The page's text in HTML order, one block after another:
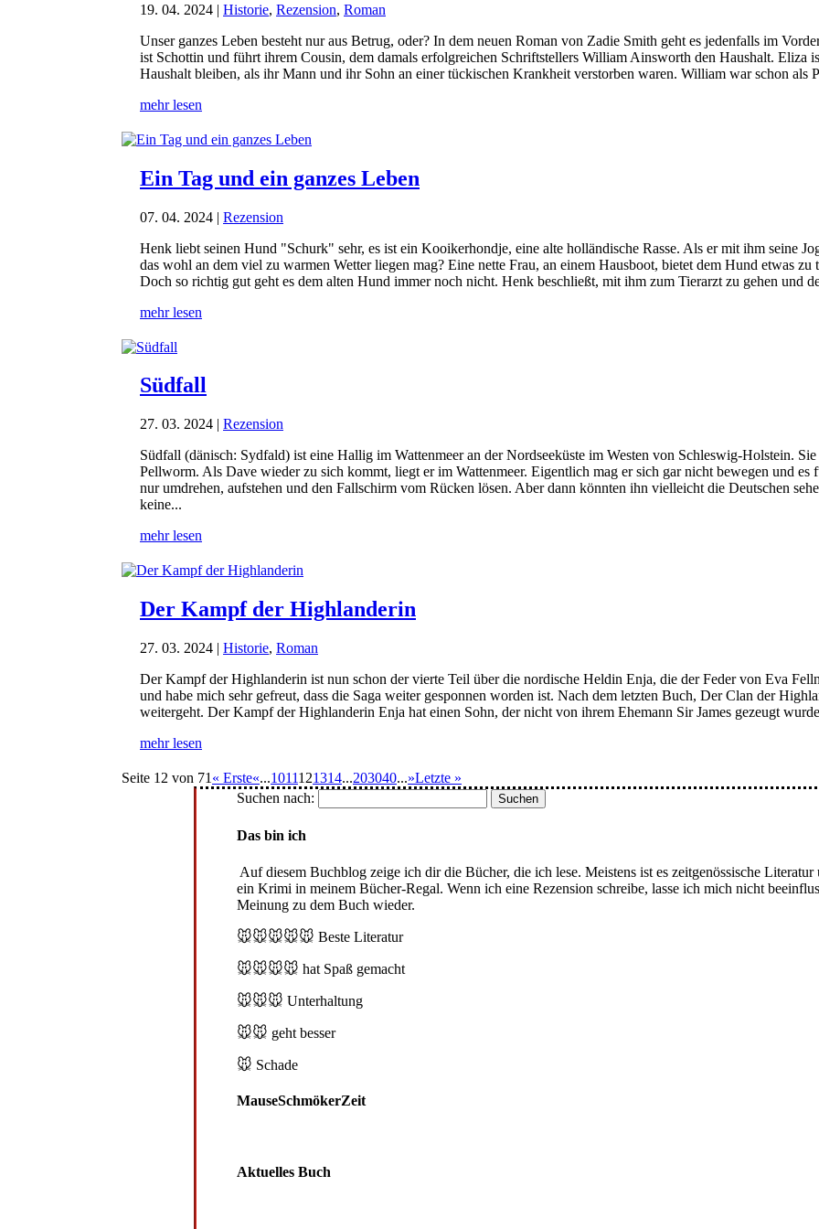
19. 04. 2024 | Historie, Rezension, Roman
Unser ganzes Leben besteht nur aus Betrug, oder? In dem neuen Roman von Zadie Smith geht es jedenfalls im
ist Schottin und führt ihrem Cousin, dem damals erfolgreichen Schriftstellers William Ainsworth den Haushalt. Eliza
Haushalt bleiben, als ihr Mann und ihr Sohn an einer tückischen Krankheit verstorben waren. William war schon als
mehr lesen
Ein Tag und ein ganzes Leben
07. 04. 2024 | Rezension
Henk liebt seinen Hund "Schurk" sehr, es ist ein Kooikerhondje, eine alte holländische Rasse. Als er mit ihm seine
das wohl an dem viel zu warmen Wetter liegen mag? Eine nette Frau, an einem Hausboot, bietet dem Hund etwas
Doch so richtig gut geht es dem alten Hund immer noch nicht. Henk beschließt, mit ihm zum Tierarzt zu gehen und
mehr lesen
Südfall
27. 03. 2024 | Rezension
Südfall (dänisch: Sydfald) ist eine Hallig im Wattenmeer an der Nordseeküste im Westen von Schleswig-Holstein.
Pellworm. Als Dave wieder zu sich kommt, liegt er im Wattenmeer. Eigentlich mag er sich gar nicht bewegen und
nur umdrehen, aufstehen und den Fallschirm vom Rücken lösen. Aber dann könnten ihn vielleicht die Deutschen
keine...
mehr lesen
Der Kampf der Highlanderin
27. 03. 2024 | Historie, Roman
Der Kampf der Highlanderin ist nun schon der vierte Teil über die nordische Heldin Enja, die der Feder von Eva
und habe mich sehr gefreut, dass die Saga weiter gesponnen worden ist. Nach dem letzten Buch, Der Clan der
weitergeht. Der Kampf der Highlanderin Enja hat einen Sohn, der nicht von ihrem Ehemann Sir James gezeugt
mehr lesen
Seite 12 von 71 « Erste«...1011121314...203040...»Letzte »
Suchen nach:
Das bin ich
Auf diesem Buchblog zeige ich dir die Bücher, die ich lese. Meistens ist es zeitgenössische
ein Krimi in meinem Bücher-Regal. Wenn ich eine Rezension schreibe, lasse ich mich nicht
Meinung zu dem Buch wieder.
🐭🐭🐭🐭🐭Beste Literatur
🐭🐭🐭🐭 hat Spaß gemacht
🐭🐭🐭 Unterhaltung
🐭🐭 geht besser
🐭 Schade
MauseSchmökerZeit
Aktuelles Buch